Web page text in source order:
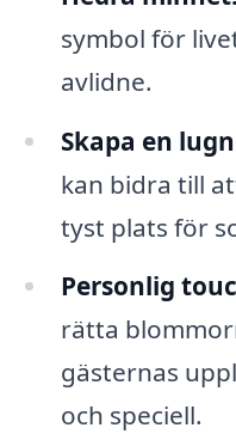
symbol för
avlidne.
Skapa en
kan bidra till
tyst plats för
Personlig
rätta
gästernas
och speciell.